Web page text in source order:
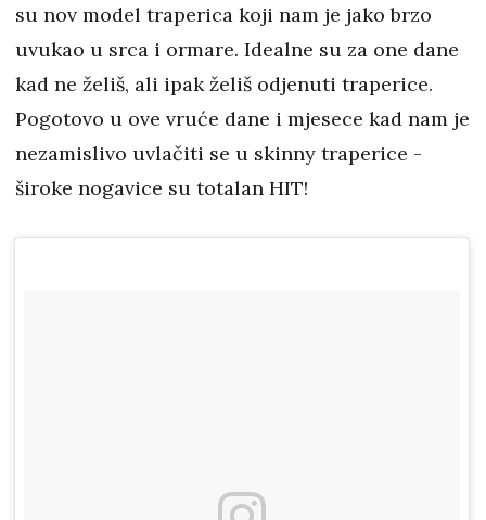
su nov model traperica koji nam je jako brzo
uvukao u srca i ormare. Idealne su za one dane
kad ne želiš, ali ipak želiš odjenuti traperice.
Pogotovo u ove vruće dane i mjesece kad nam je
nezamislivo uvlačiti se u skinny traperice -
široke nogavice su totalan HIT!